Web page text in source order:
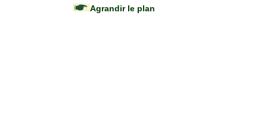
Agrandir le plan